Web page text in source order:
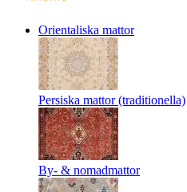
Orientaliska mattor
Persiska mattor (traditionella)
By- & nomadmattor